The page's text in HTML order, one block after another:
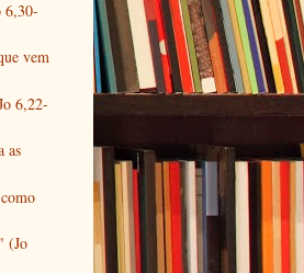
6,30-
vem
6,22-
as
(Jo